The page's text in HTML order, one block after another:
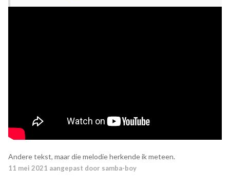
Andere tekst, maar die melodie herkende ik meteen.
11 mei 2021 aangepast door samba-boy